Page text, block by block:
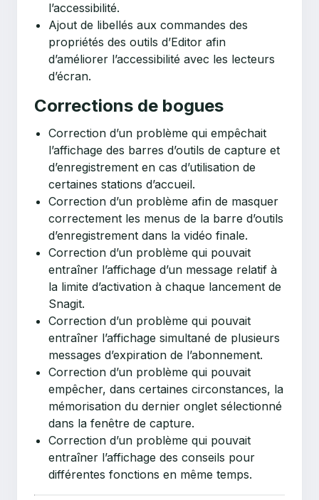
l’accessibilité.
Ajout de libellés aux commandes des
propriétés des outils d’Editor afin
d’améliorer l’accessibilité avec les lecteurs
d’écran.
Corrections de bogues
Correction d’un problème qui empêchait
l’affichage des barres d’outils de capture et
d’enregistrement en cas d’utilisation de
certaines stations d’accueil.
Correction d’un problème afin de masquer
correctement les menus de la barre d’outils
d’enregistrement dans la vidéo finale.
Correction d’un problème qui pouvait
entraîner l’affichage d’un message relatif à
la limite d’activation à chaque lancement de
Snagit.
Correction d’un problème qui pouvait
entraîner l’affichage simultané de plusieurs
messages d’expiration de l’abonnement.
Correction d’un problème qui pouvait
empêcher, dans certaines circonstances, la
mémorisation du dernier onglet sélectionné
dans la fenêtre de capture.
Correction d’un problème qui pouvait
entraîner l’affichage des conseils pour
différentes fonctions en même temps.